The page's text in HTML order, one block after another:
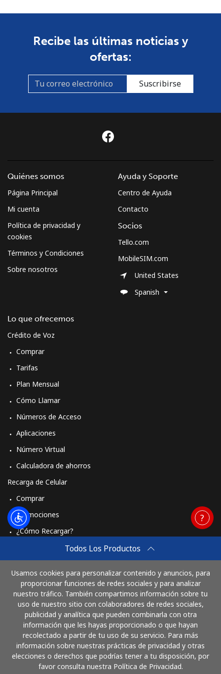
Recibe las últimas noticias y
ofertas:
Suscribirse
Todos Los Productos
Usamos cookies para personalizar contenido y anuncios, para
proporcionar funciones de redes sociales y para analizar
nuestro tráfico. También compartimos información sobre tu
uso de nuestro sitio con colaboradores de redes sociales,
publicidad y analítica que pueden combinarla con otra
información que les hayas proporcionado o que hayan
recolectado a partir de tu uso de su servicio. Para más
información sobre nuestras prácticas de privacidad y otras
elecciones o derechos que podrías tener a tu disposición, por
favor consulta nuestra Política de Privacidad.
Quiénes somos
Página Principal
Mi cuenta
Política de privacidad y
cookies
Términos y Condiciones
Sobre nosotros
Lo que ofrecemos
Crédito de Voz
Comprar
Tarifas
Plan Mensual
Cómo Llamar
Números de Acceso
Aplicaciones
Número Virtual
Calculadora de ahorros
Recarga de Celular
Comprar
Promociones
¿Cómo Recargar?
Comprar
Cómo funciona
Ayuda y Soporte
Centro de Ayuda
Contacto
Socios
Tello.com
MobileSIM.com
United States
Spanish
Paga con